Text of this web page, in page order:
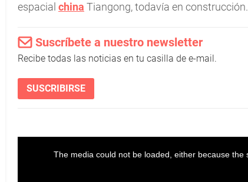
espacial china Tiangong, todavía en construcción.
Suscríbete a nuestro newsletter
Recibe todas las noticias en tu casilla de e-mail.
SUSCRIBIRSE